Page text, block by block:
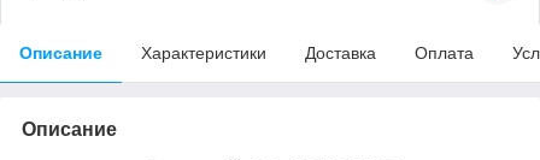
Описание Характеристики Доставка Оплата
Описание